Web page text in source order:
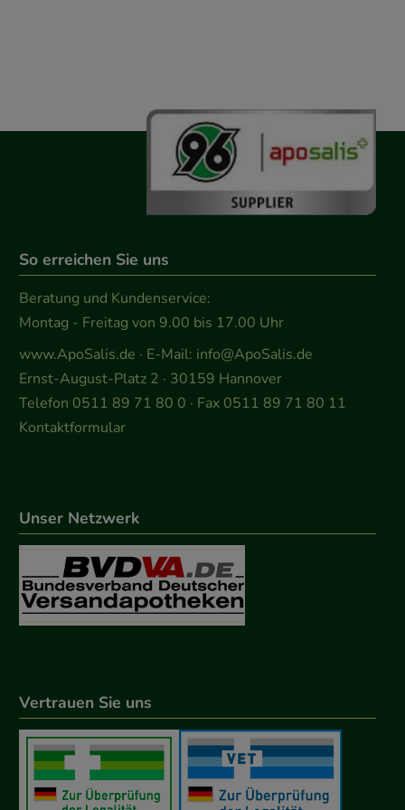
So erreichen Sie uns
Beratung und Kundenservice:
Montag - Freitag von 9.00 bis 17.00 Uhr
www.ApoSalis.de · E-Mail: info@ApoSalis.de
Ernst-August-Platz 2 · 30159 Hannover
Telefon 0511 89 71 80 0 · Fax 0511 89 71 80 11
Kontaktformular
Unser Netzwerk
Vertrauen Sie uns